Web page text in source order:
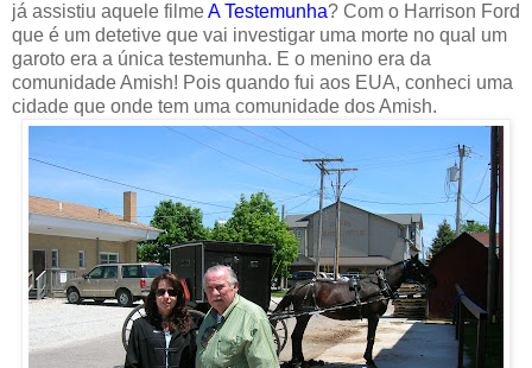
já assistiu aquele filmeA Testemunha? Com o Harrison Ford
que é um detetive que vai investigar uma morte no qual um
garoto era a única testemunha. E o menino era da
comunidade Amish! Pois quando fui aos EUA, conheci uma
cidade que onde tem uma comunidade dos Amish.